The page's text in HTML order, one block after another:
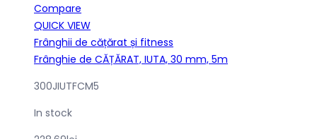
Compare
QUICK VIEW
Frânghii de cățărat și fitness
Frânghie de CĂȚĂRAT, IUTA, 30 mm, 5m
300JIUTFCM5
In stock